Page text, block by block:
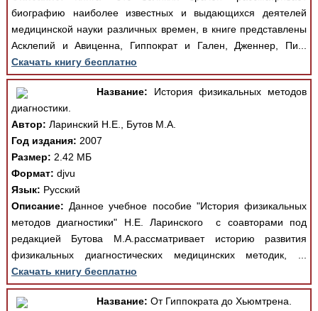
биографию наиболее известных и выдающихся деятелей
медицинской науки различных времен, в книге представлены
Асклепий и Авиценна, Гиппократ и Гален, Дженнер, Пи...
Скачать книгу бесплатно
Название: История физикальных методов
диагностики.
Автор: Ларинский Н.Е., Бутов М.А.
Год издания: 2007
Размер: 2.42 МБ
Формат: djvu
Язык: Русский
Описание: Данное учебное пособие "История физикальных
методов диагностики" Н.Е. Ларинского с соавторами под
редакцией Бутова М.А.рассматривает историю развития
физикальных диагностических медицинских методик, ...
Скачать книгу бесплатно
Название: От Гиппократа до Хьюмтрена.